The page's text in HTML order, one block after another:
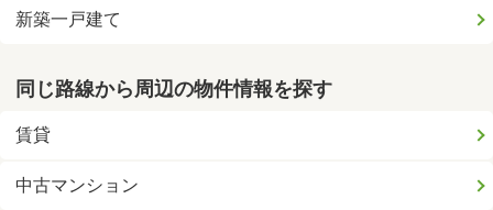
新築一戸建て
同じ路線から周辺の物件情報を探す
賃貸
中古マンション